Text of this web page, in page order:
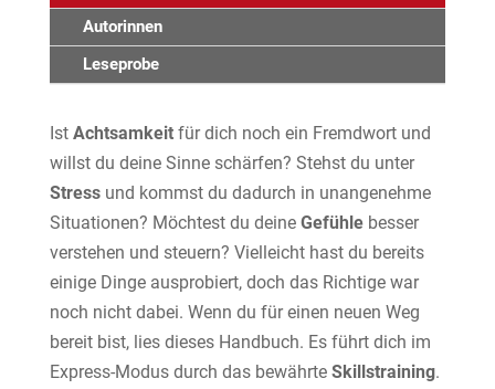
Autorinnen
Leseprobe
Ist Achtsamkeitfür dich noch ein Fremdwort und
willst du deine Sinne schärfen? Stehst du unter
Stressund kommst du dadurch in unangenehme
Situationen? Möchtest du deine Gefühlebesser
verstehen und steuern? Vielleicht hast du bereits
einige Dinge ausprobiert, doch das Richtige war
noch nicht dabei. Wenn du für einen neuen Weg
bereit bist, lies dieses Handbuch. Es führt dich im
Express-Modus durch das bewährte Skillstraining.